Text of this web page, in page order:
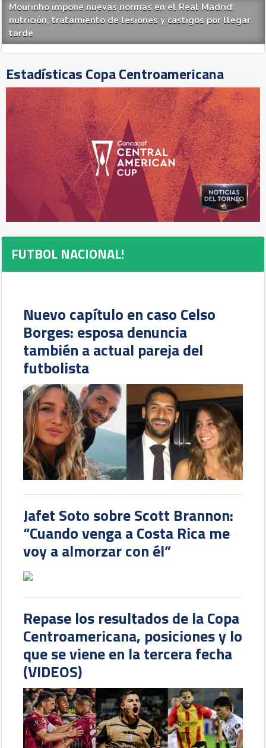
Mourinho impone nuevas normas en el Real Madrid:
nutrición, tratamiento de lesiones y castigos por llegar
tarde
Estadísticas Copa Centroamericana
FUTBOL NACIONAL!
Nuevo capítulo en caso Celso
Borges: esposa denuncia
también a actual pareja del
futbolista
Jafet Soto sobre Scott Brannon:
“Cuando venga a Costa Rica me
voy a almorzar con él”
Repase los resultados de la Copa
Centroamericana, posiciones y lo
que se viene en la tercera fecha
(VIDEOS)